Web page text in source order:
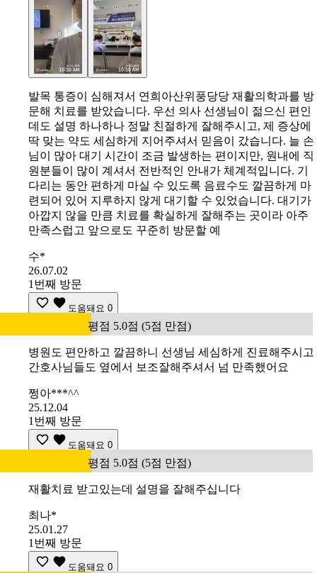
발목 통증이 심해져서 연희아산위풍당당 재활의학과를 방
문해 치료를 받았습니다. 우선 의사 선생님이 젊으신 편인
데도 설명 하나하나 정말 친절하게 잘해주시고, 제 증상에
딱 맞는 약도 세심하게 지어주셔서 믿음이 갔습니다. 늘 손
님이 많아 대기 시간이 조금 발생하는 편이지만, 원내에 직
원분들이 많이 계셔서 전반적인 안내가 체계적입니다. 기
다리는 동안 편하게 마실 수 있도록 음료수도 깔끔하게 마
련되어 있어 지루하지 않게 대기할 수 있었습니다. 대기가
아깝지 않을 만큼 치료를 확실하게 잘해주는 곳이라 아주
만족스럽고 앞으로도 꾸준히 방문할 예
수*
26.07.02
1번째 방문
도움돼요 0
평점 5.0점 (5점 만점)
병원도 편안하고 깔끔하니 선생님 세심하게 진료해주시고
간호사님들도 옆에서 보조잘해주셔서 넘 만족했어요
쩡아***^^
25.12.04
1번째 방문
도움돼요 0
평점 5.0점 (5점 만점)
재활치료 받고있는데 설명을 잘해주십니다
최나*
25.01.27
1번째 방문
도움돼요 0